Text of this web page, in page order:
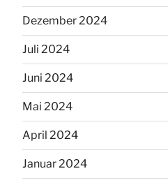
Dezember 2024
Juli 2024
Juni 2024
Mai 2024
April 2024
Januar 2024